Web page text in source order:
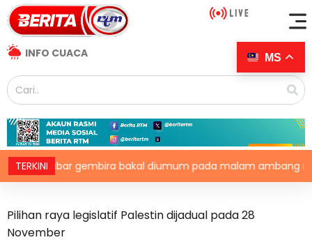
INFO CUACA
TERKINIgembira bakal diumum pada malam ambang merdeka
Pilihan raya legislatif Palestin dijadual pada 28
November
MS